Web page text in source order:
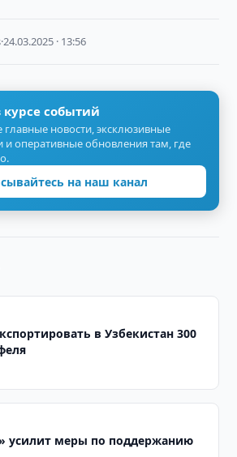
·24.03.2025 · 13:56
курсе событий
главные новости, эксклюзивные
и оперативные обновления там, где
на наш канал
в Узбекистан 300
усилит меры по поддержанию